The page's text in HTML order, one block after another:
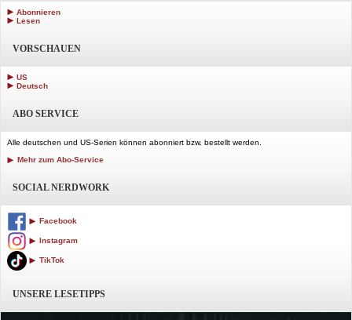
Abonnieren
Lesen
VORSCHAUEN
US
Deutsch
ABO SERVICE
Alle deutschen und US-Serien können abonniert bzw. bestellt werden.
Mehr zum Abo-Service
SOCIAL NERDWORK
Facebook
Instagram
TikTok
UNSERE LESETIPPS